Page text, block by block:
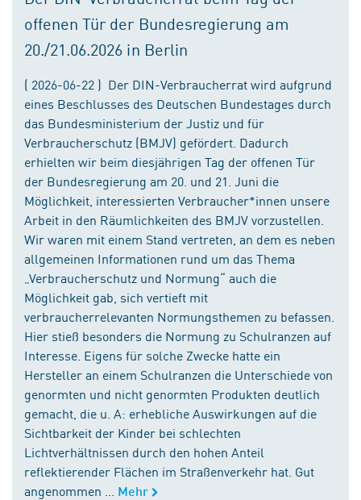
offenen Tür der Bundesregierung am
20./21.06.2026 in Berlin
( 2026-06-22 ) Der DIN-Verbraucherrat wird aufgrund
eines Beschlusses des Deutschen Bundestages durch
das Bundesministerium der Justiz und für
Verbraucherschutz (BMJV) gefördert. Dadurch
erhielten wir beim diesjährigen Tag der offenen Tür
der Bundesregierung am 20. und 21. Juni die
Möglichkeit, interessierten Verbraucher*innen unsere
Arbeit in den Räumlichkeiten des BMJV vorzustellen.
Wir waren mit einem Stand vertreten, an dem es neben
allgemeinen Informationen rund um das Thema
„Verbraucherschutz und Normung“ auch die
Möglichkeit gab, sich vertieft mit
verbraucherrelevanten Normungsthemen zu befassen.
Hier stieß besonders die Normung zu Schulranzen auf
Interesse. Eigens für solche Zwecke hatte ein
Hersteller an einem Schulranzen die Unterschiede von
genormten und nicht genormten Produkten deutlich
gemacht, die u. A: erhebliche Auswirkungen auf die
Sichtbarkeit der Kinder bei schlechten
Lichtverhältnissen durch den hohen Anteil
reflektierender Flächen im Straßenverkehr hat. Gut
angenommen ...
Mehr